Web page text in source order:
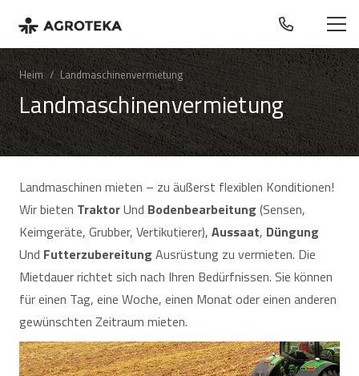
Heim / Landmaschinenvermietung
Landmaschinenvermietung
Landmaschinen mieten – zu äußerst flexiblen Konditionen!
Wir bieten TraktorUnd Bodenbearbeitung (Sensen,
Keimgeräte, Grubber, Vertikutierer), Aussaat, Düngung
Und Futterzubereitung Ausrüstung zu vermieten. Die
Mietdauer richtet sich nach Ihren Bedürfnissen. Sie können
für einen Tag, eine Woche, einen Monat oder einen anderen
gewünschten Zeitraum mieten.